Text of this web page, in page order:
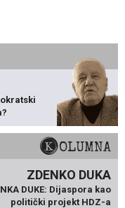
KOLUMNA
ZDENKO DUKA
DUKE: Dijaspora kao
politički projekt HDZ-a